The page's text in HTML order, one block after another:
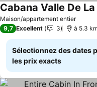
Maison/appartement entier
Cabana Valle De
9,7 Excellent 3 à 5.3
Sélectionnez des dates
les prix exacts